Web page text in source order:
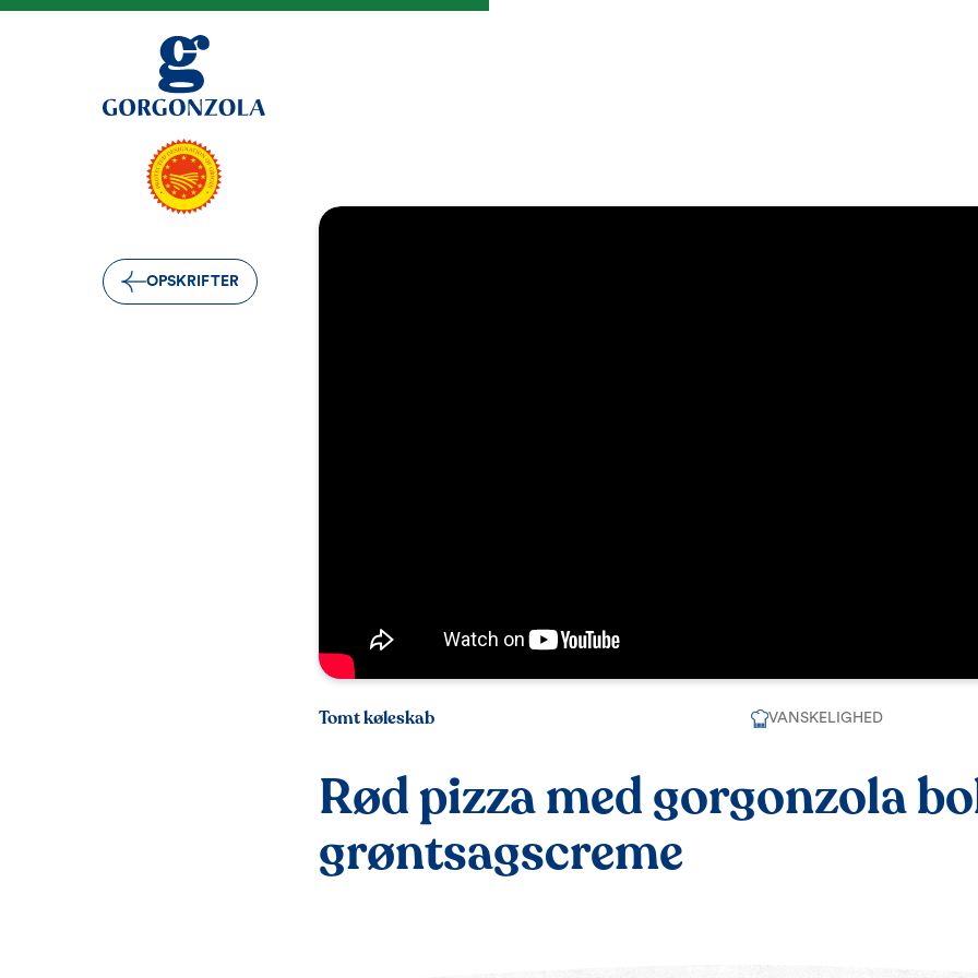
OPSKRIFTER
Tomt køleskab VANSKELIGHED
Rød pizza med gorgonzola
grøntsagscreme